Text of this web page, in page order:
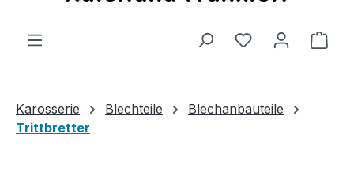
Karosserie Blechteile
Blechanbauteile
Trittbretter